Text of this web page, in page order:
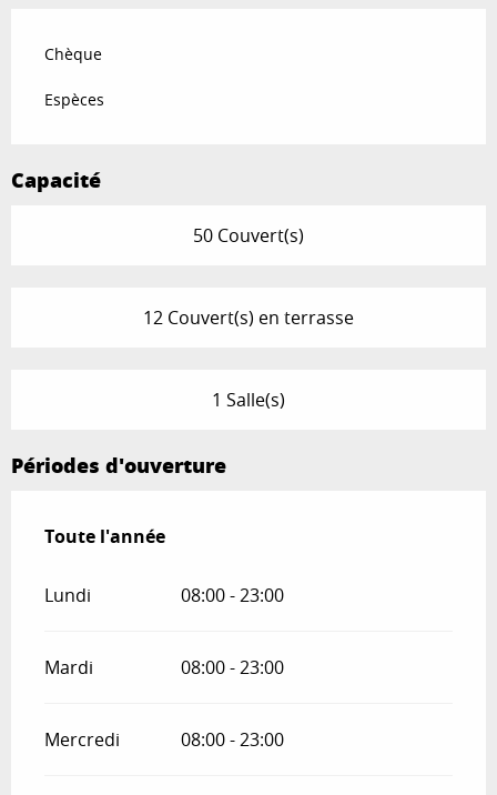
Chèque
Espèces
Capacité
50 Couvert(s)
12 Couvert(s) en terrasse
1 Salle(s)
Périodes d'ouverture
Toute l'année
Toute l'année
Lundi 08:00 - 23:00
Mardi 08:00 - 23:00
Mercredi 08:00 - 23:00